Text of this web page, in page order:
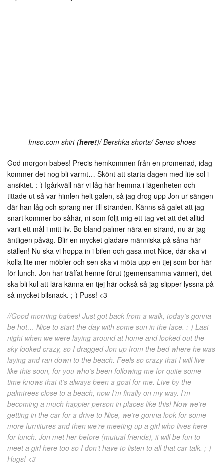
Imso.com shirt (here!)/ Bershka shorts/ Senso shoes
God morgon babes! Precis hemkommen från en promenad, idag
kommer det nog bli varmt… Skönt att starta dagen med lite sol i
ansiktet. :-) Igårkväll när vi låg här hemma i lägenheten och
tittade ut så var himlen helt galen, så jag drog upp Jon ur sängen
där han låg och sprang ner till stranden. Känns så galet att jag
snart kommer bo såhär, ni som följt mig ett tag vet att det alltid
varit ett mål i mitt liv. Bo bland palmer nära en strand, nu är jag
äntligen påväg. Blir en mycket gladare människa på såna här
ställen! Nu ska vi hoppa in i bilen och gasa mot Nice, där ska vi
kolla lite mer möbler och sen ska vi möta upp en tjej som bor här
för lunch. Jon har träffat henne förut (gemensamma vänner), det
ska bli kul att lära känna en tjej här också så jag slipper lyssna på
så mycket bilsnack. ;-) Puss! <3
//Good morning babes! Just got back from a walk, today’s gonna
be hot… Nice to start the day with some sun in the face. :-) Last
night when we were laying around at home and looked out the
sky looked crazy, so I dragged Jon up from the bed where he was
laying and ran down to the beach. Feels so crazy that I will live
like this soon, for you who’s been following me for quite some
time knows that it’s always been a goal for me. Live by the
palmtrees close to a beach, now I’m finally on my way. I’m
becoming a much happier person in places like this! Now we’re
getting in the car for a drive to Nice, we’re gonna look for some
more furnitures and then we’re meeting up a girl who lives here
for lunch. Jon met her before (mutual friends), it will be fun to
meet a girl here too so I don’t have to listen to all that car talk. ;-)
Hugs! <3